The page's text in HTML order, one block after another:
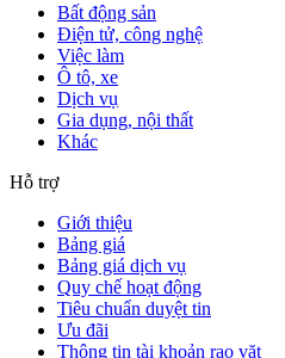
Bất động sản
Điện tử, công nghệ
Việc làm
Ô tô, xe
Dịch vụ
Gia dụng, nội thất
Khác
Hỗ trợ
Giới thiệu
Bảng giá
Bảng giá dịch vụ
Quy chế hoạt động
Tiêu chuẩn duyệt tin
Ưu đãi
Thông tin tài khoản rao vặt